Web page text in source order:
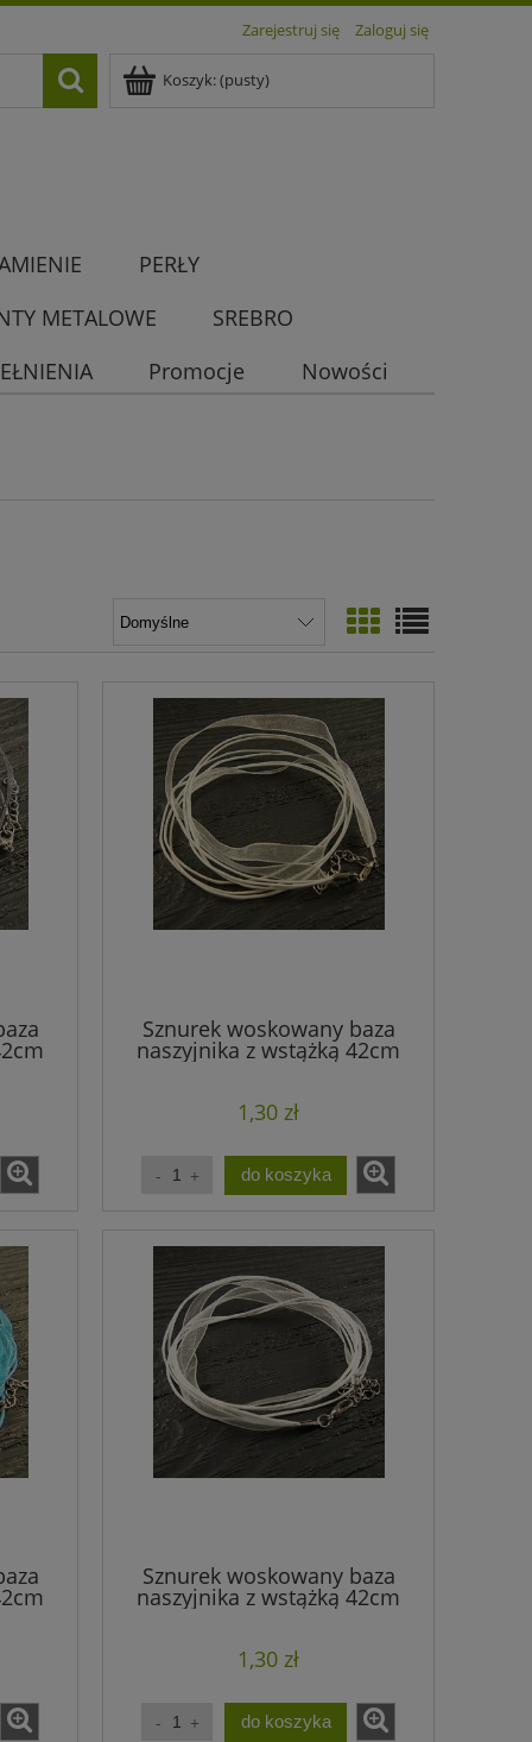
Zarejestruj się Zaloguj się
Koszyk:(pusty)
PERŁY
METALOWE
SREBRO
Promocje Nowości
Sznurek woskowany baza
naszyjnika z wstążką 42cm
ecru (1szt.)
1,30 zł
do koszyka
Sznurek woskowany baza
naszyjnika z wstążką 42cm
biały (1szt.)
1,30 zł
do koszyka